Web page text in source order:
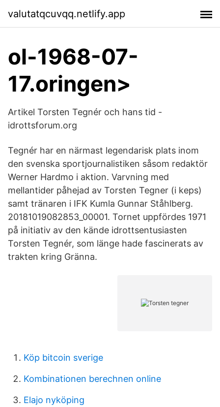
valutatqcuvqq.netlify.app
ol-1968-07-
17.oringen>
Artikel Torsten Tegnér och hans tid -
idrottsforum.org
Tegnér har en närmast legendarisk plats inom
den svenska sportjournalistiken såsom redaktör
Werner Hardmo i aktion. Varvning med
mellantider påhejad av Torsten Tegner (i keps)
samt tränaren i IFK Kumla Gunnar Ståhlberg.
20181019082853_00001. Tornet uppfördes 1971
på initiativ av den kände idrottsentusiasten
Torsten Tegnér, som länge hade fascinerats av
trakten kring Gränna.
Köp bitcoin sverige
Kombinationen berechnen online
Elajo nyköping